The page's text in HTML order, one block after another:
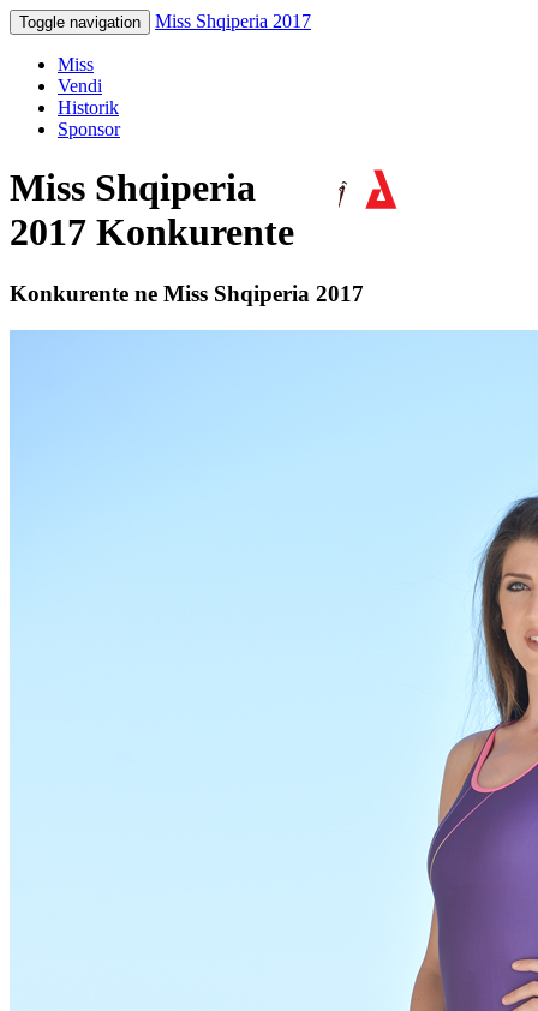
Toggle navigation Miss Shqiperia 2017
Miss
Vendi
Historik
Sponsor
Miss Shqiperia
2017 Konkurente
Konkurente ne Miss Shqiperia 2017